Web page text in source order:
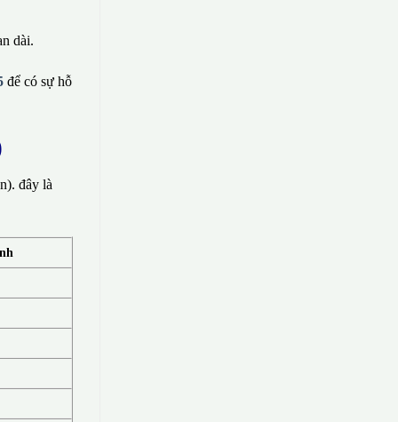
dài.
để có sự hỗ
đây là